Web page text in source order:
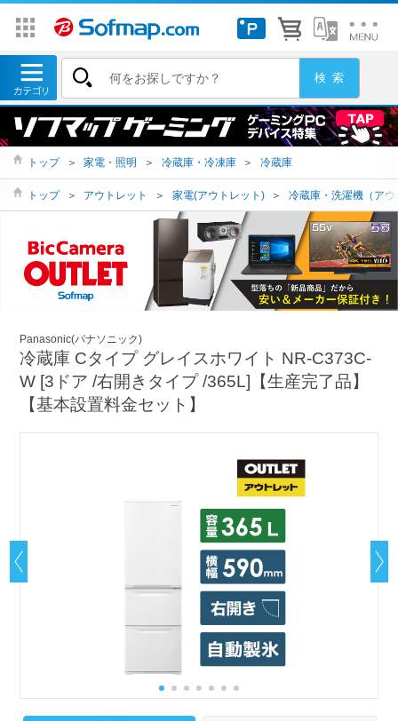
トップ ＞ 家電・照明 ＞ 冷蔵庫・冷凍庫 ＞ 冷蔵庫
トップ ＞ アウトレット ＞ 家電(アウトレット) ＞ 冷蔵庫・洗濯機（アウ
Panasonic(パナソニック)
冷蔵庫 Cタイプ グレイスホワイト NR-C373C-
W [3ドア /右開きタイプ /365L]【生産完了品】
【基本設置料金セット】